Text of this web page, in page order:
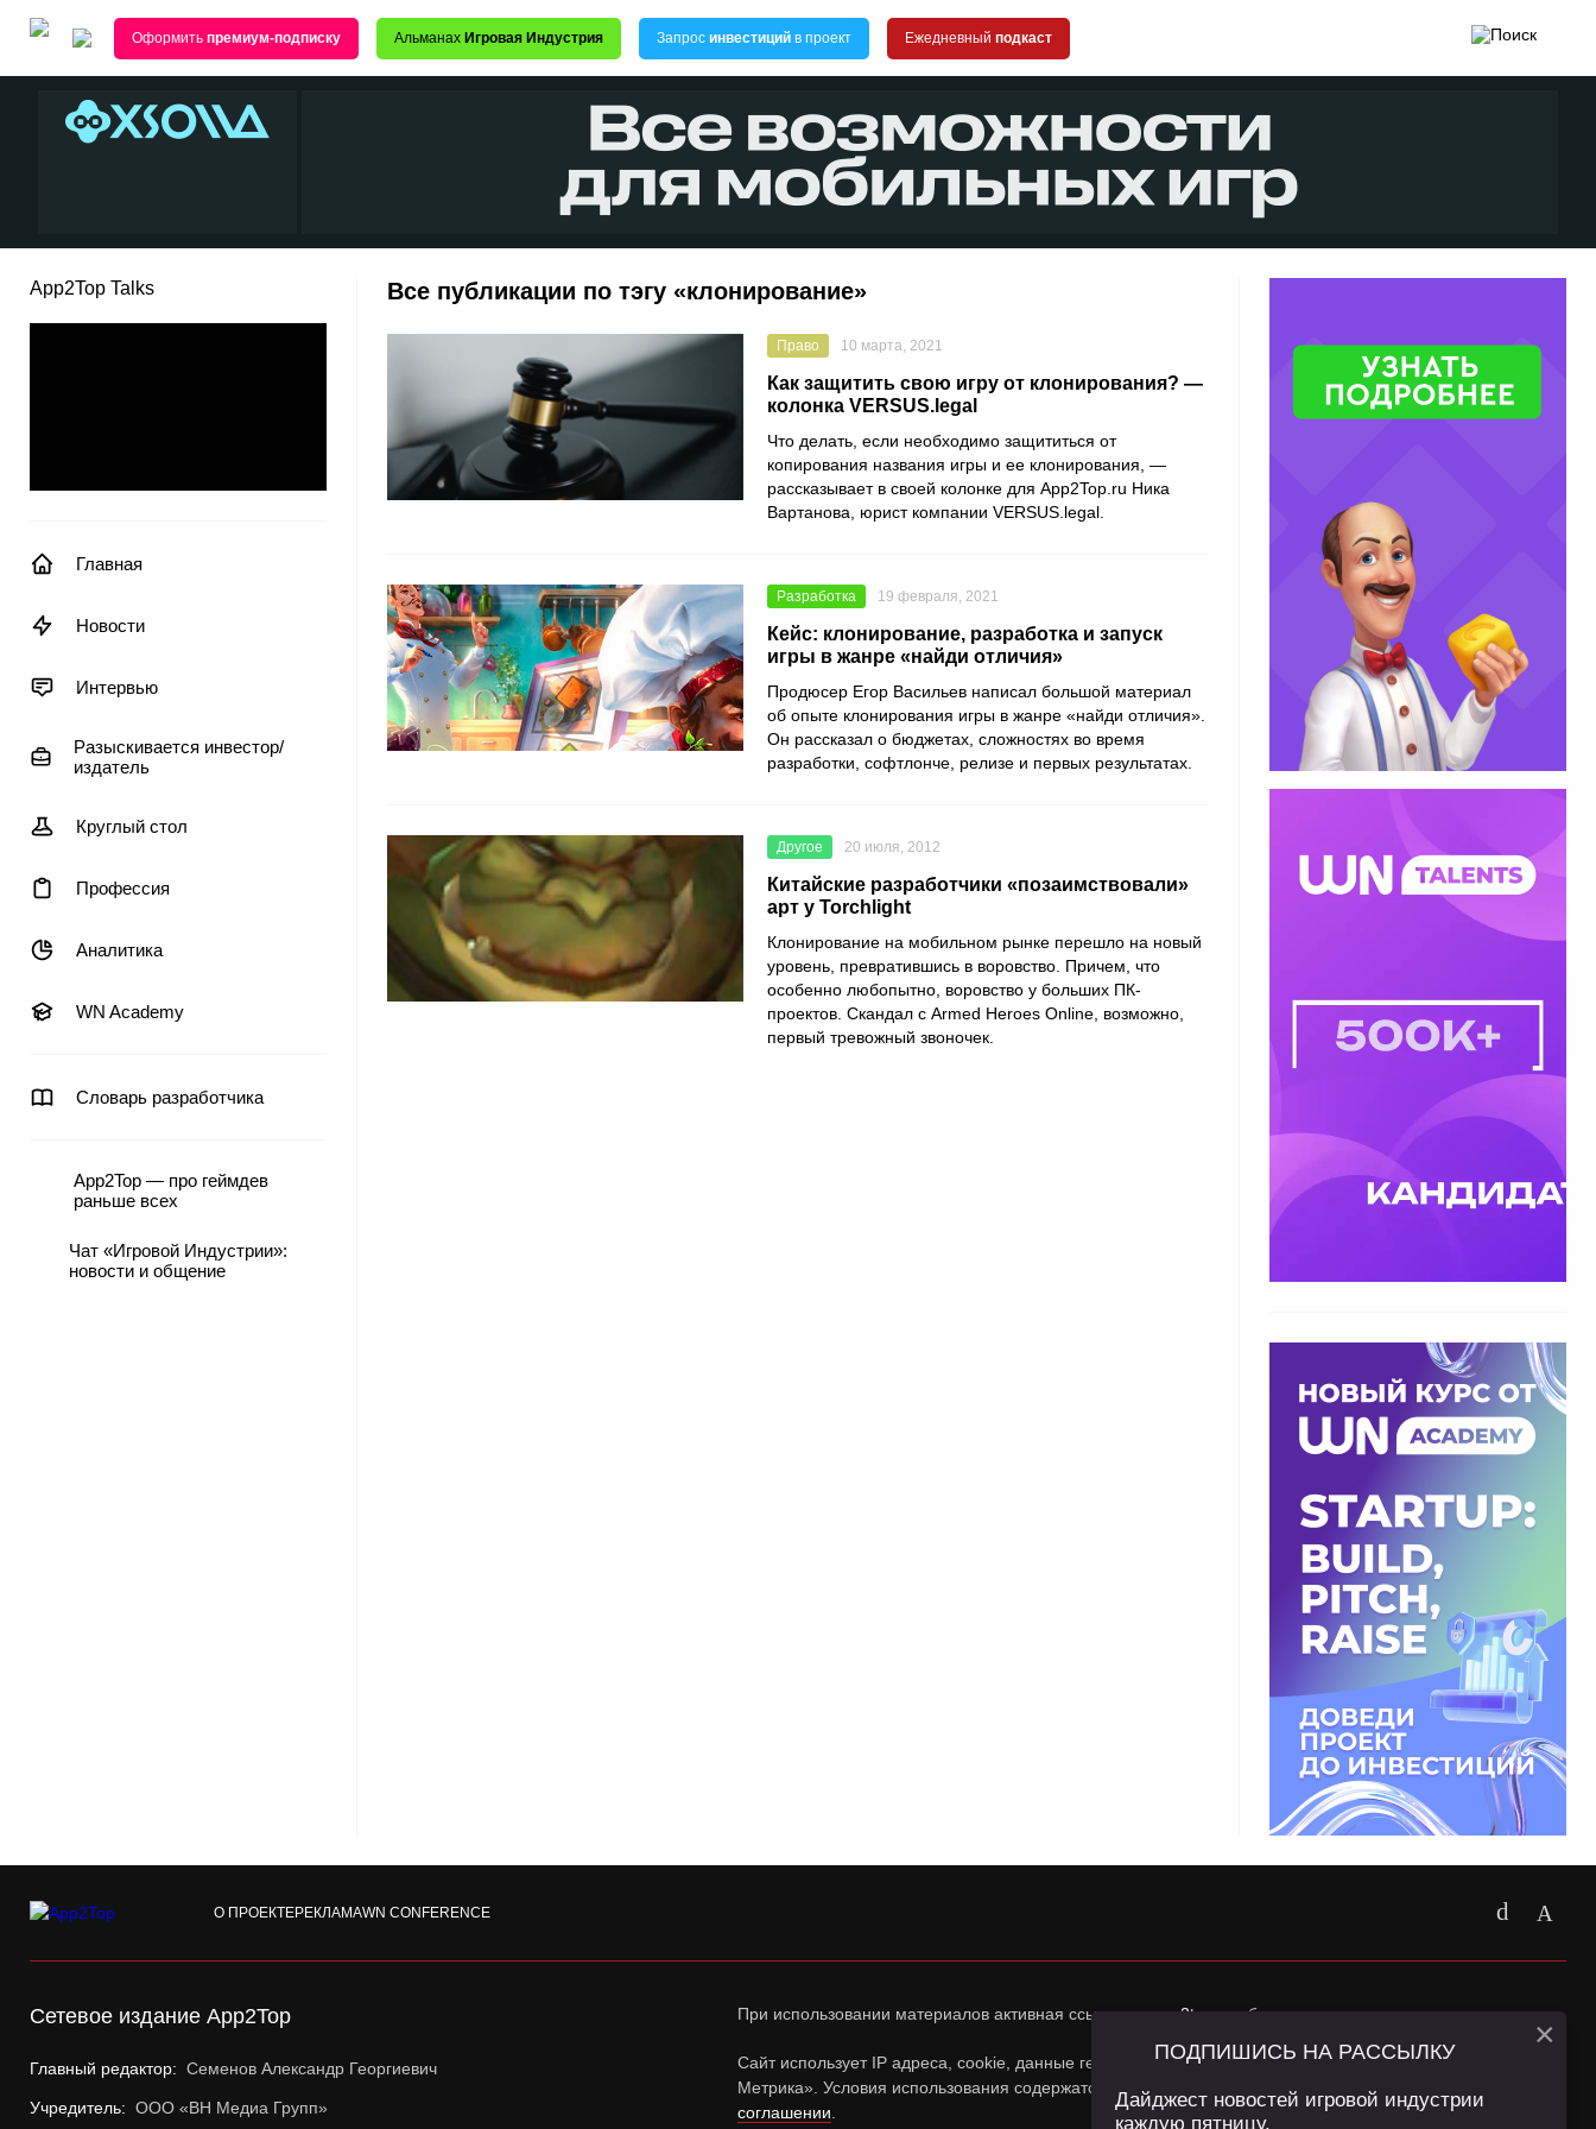
Оформить премиум-подписку Альманах Игровая Индустрия Запрос инвестиций в проект Ежедневный подкаст
App2Top Talks
Главная
Новости
Интервью
Разыскивается инвестор/
издатель
Круглый стол
Профессия
Аналитика
WN Academy
Словарь разработчика
App2Top — про геймдев
раньше всех
Чат «Игровой Индустрии»:
новости и общение
Все публикации по тэгу «клонирование»
Право 10 марта, 2021
Как защитить свою игру от клонирования? —
колонка VERSUS.legal
Что делать, если необходимо защититься от
копирования названия игры и ее клонирования, —
рассказывает в своей колонке для App2Top.ru Ника
Вартанова , юрист компании VERSUS.legal
Разработка 19 февраля, 2021
Кейс: клонирование, разработка и запуск
игры в жанре «найди отличия»
Продюсер Егор Васильев написал большой материал
об опыте клонирования игры в жанре «найди отличия».
Он рассказал о бюджетах, сложностях во время
разработки, софтлонче, релизе и первых результатах.
Другое 20 июля, 2012
Китайские разработчики «позаимствовали»
арт у Torchlight
Клонирование на мобильном рынке перешло на новый
уровень, превратившись в воровство. Причем, что
особенно любопытно, воровство у больших ПК-
проектов. Скандал с Armed Heroes Online, возможно,
первый тревожный звоночек.
О ПРОЕКТЕРЕКЛАМАWN CONFERENCE
Сетевое издание App2Top
Главный редактор: Семенов Александр Георгиевич
Учредитель: ООО «ВН Медиа Групп»
При использовании материалов активная ссылка наapp2top.ruобязательна.
Сайт использует IP адреса, cookie, данные геолокации Пользователей сайта и сервис «Яндекс
Метрика». Условия использования содержатся в
Политике конфиденциальностии
соглашении
ПОДПИШИСЬ НА РАССЫЛКУ
Дайджест новостей игровой индустрии
каждую пятницу.
×